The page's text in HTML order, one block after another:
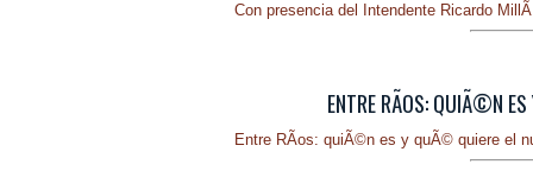
Con presencia del Intendente Ricardo
ENTRE RÃ­OS: QUIÃ©N ES
Entre RÃ­os: quiÃ©n es y quÃ© quiere el